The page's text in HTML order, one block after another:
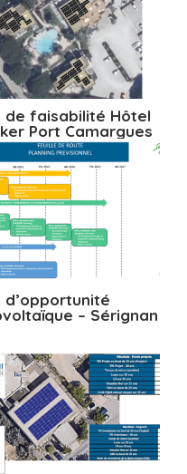
de faisabilité Hôtel
Port Camargues
d’opportunité
– Sérignan